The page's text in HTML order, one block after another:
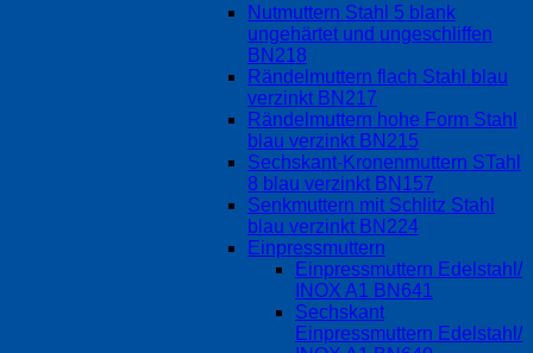
Nutmuttern Stahl 5 blank
ungehärtet und ungeschliffen
BN218
Rändelmuttern flach Stahl blau
verzinkt BN217
Rändelmuttern hohe Form Stahl
blau verzinkt BN215
Sechskant-Kronenmuttern STahl
8 blau verzinkt BN157
Senkmuttern mit Schlitz Stahl
blau verzinkt BN224
Einpressmuttern
Einpressmuttern Edelstahl/
INOX A1 BN641
Sechskant
Einpressmuttern Edelstahl/